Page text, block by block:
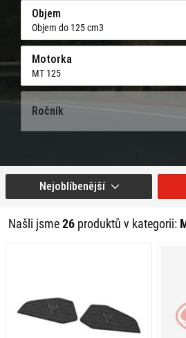
Objem
Objem do 125 cm3
Motorka
MT 125
Ročník
Našli jsme26 produktů v kategorii:
Nejoblíbenější